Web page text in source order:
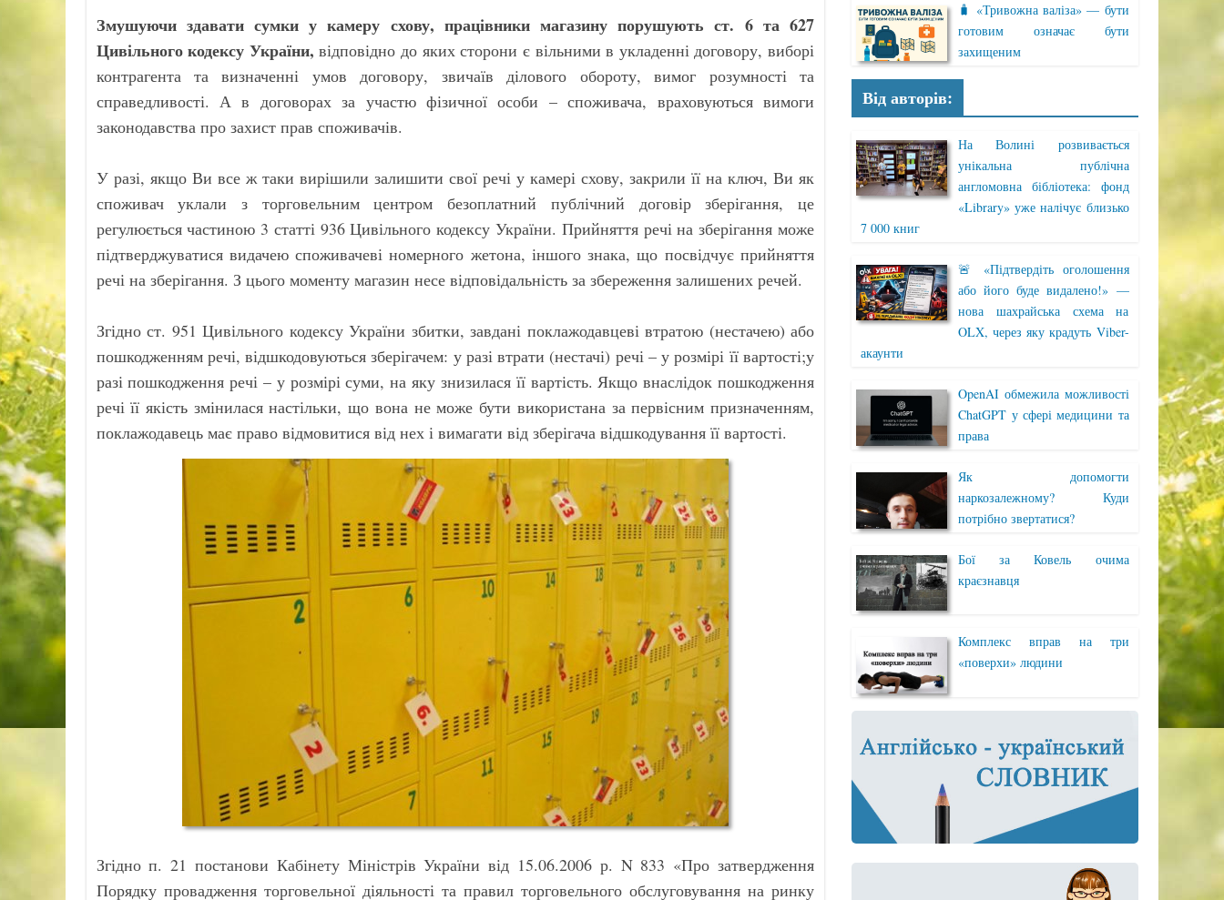
Змушуючи здавати сумки у камеру схову, працівники магазину порушують ст. 6 та 627
Цивільного кодексу України,відповідно до яких сторони є вільними в укладенні договору, виборі
контрагента та визначенні умов договору, звичаїв ділового обороту, вимог розумності та
справедливості. А в договорах за участю фізичної особи – споживача, враховуються вимоги
законодавства про захист прав споживачів.
У разі, якщо Ви все ж таки вирішили залишити свої речі у камері схову, закрили її на ключ, Ви як
споживач уклали з торговельним центром безоплатний публічний договір зберігання, це
регулюється частиною 3 статті 936 Цивільного кодексу України. Прийняття речі на зберігання може
підтверджуватися видачею споживачеві номерного жетона, іншого знака, що посвідчує прийняття
речі на зберігання. З цього моменту магазин несе відповідальність за збереження залишених речей.
Згідно ст. 951 Цивільного кодексу України збитки, завдані поклажодавцеві втратою (нестачею) або
пошкодженням речі, відшкодовуються зберігачем: у разі втрати (нестачі) речі – у розмірі її вартості;у
разі пошкодження речі – у розмірі суми, на яку знизилася її вартість. Якщо внаслідок пошкодження
речі її якість змінилася настільки, що вона не може бути використана за первісним призначенням,
поклажодавець має право відмовитися від нех і вимагати від зберігача відшкодування її вартості.
Згідно п. 21 постанови Кабінету Міністрів України від 15.06.2006 р. N 833 «Про затвердження
Порядку провадження торговельної діяльності та правил торговельного обслуговування на ринку
🧳 «Тривожна валіза» — бути
готовим означає бути
захищеним
Від авторів:
На Волині розвивається
унікальна публічна
англомовна бібліотека: фонд
«Library» уже налічує близько
7 000 книг
🚨 «Підтвердіть оголошення
або його буде видалено!» —
нова шахрайська схема на
OLX, через яку крадуть Viber-
акаунти
OpenAI обмежила можливості
ChatGPT у сфері медицини та
права
Як допомогти
наркозалежному? Куди
потрібно звертатися?
Бої за Ковель очима
краєзнавця
Комплекс вправ на три
«поверхи» людини